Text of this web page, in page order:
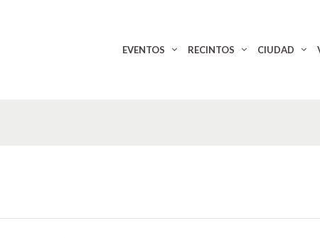
EVENTOS RECINTOS CIUDAD